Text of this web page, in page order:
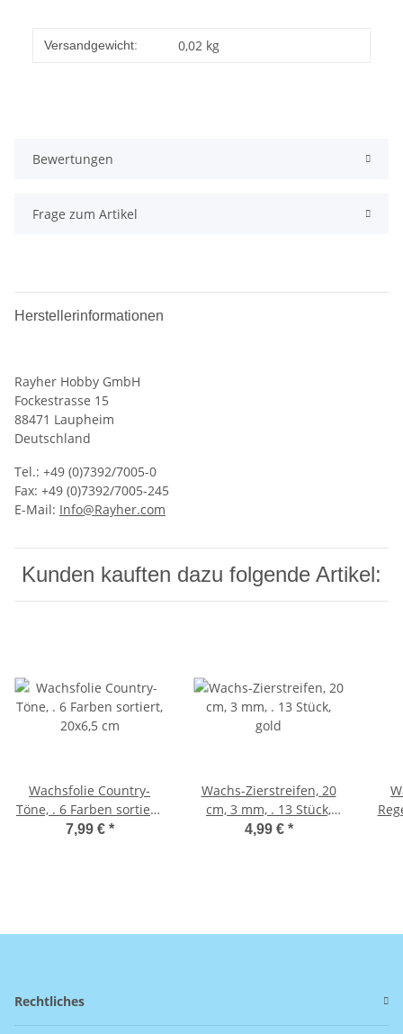
Versandgewicht: 0,02 kg
Bewertungen
Frage zum Artikel
Herstellerinformationen
Rayher Hobby GmbH
Fockestrasse 15
88471 Laupheim
Deutschland
Tel.: +49 (0)7392/7005-0
Fax: +49 (0)7392/7005-245
E-Mail: Info@Rayher.com
Kunden kauften dazu folgende Artikel:
Wachsfolie Country-
Töne, . 6 Farben sortiert,
20x6,5 cm
7,99 € *
Wachs-Zierstreifen, 20
cm, 3 mm, . 13 Stück,
gold
4,99 € *
Rechtliches